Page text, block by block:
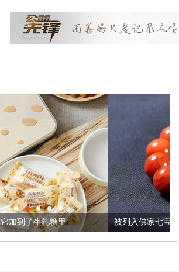
被列入佛家七宝的它到底有多美？